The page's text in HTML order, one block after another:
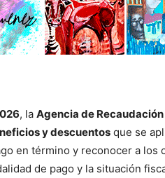
, la Agencia de
y descuentos que se
en término y reconocer a
de pago y la situación